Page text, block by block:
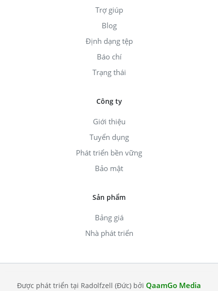
Trợ giúp
Blog
Định dạng tệp
Báo chí
Trạng thái
Công ty
Giới thiệu
Tuyển dụng
Phát triển bền vững
Bảo mật
Sản phẩm
Bảng giá
Nhà phát triển
Được phát triển tại Radolfzell (Đức) bởi QaamGo Media